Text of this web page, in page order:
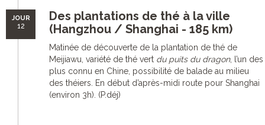
JOUR
12
Des plantations de thé à la ville
(Hangzhou / Shanghai - 185 km)
Matinée de découverte de la plantation de thé de
Meijiawu, variété de thé vert du puits du dragon, l’un des
plus connu en Chine, possibilité de balade au milieu
des théiers. En début d’après-midi route pour Shanghai
(environ 3h). (P.déj)